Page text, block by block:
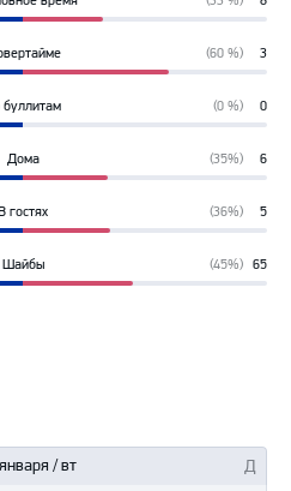
(60 %)
3
буллитам (0 %)
0
Дома (35%)
6
гостях (36%)
5
Шайбы (45%) 65
/ вт